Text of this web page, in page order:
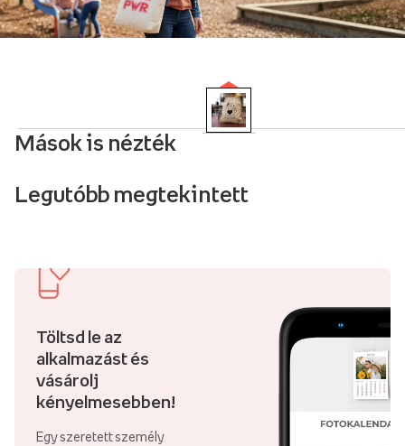
Mások is nézték
Legutóbb megtekintett
Töltsd le az
alkalmazást és
vásárolj
kényelmesebben!
Egy szeretett személy